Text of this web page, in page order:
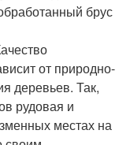
брус
от природно-
деревьев. Так,
рудовая и
местах на